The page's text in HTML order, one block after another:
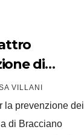
di
VILLANI
la prevenzione dei
di Bracciano